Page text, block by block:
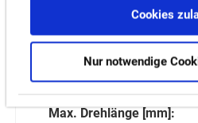
Cookies
Nur notwendige
Max. turning diameter
Max. Drehlänge [mm]: